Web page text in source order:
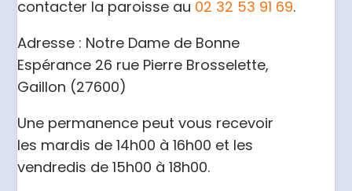
contacter la paroisse au 02 32 53 91 69.
Adresse : Notre Dame de Bonne
Espérance 26 rue Pierre Brosselette,
Gaillon (27600)
Une permanence peut vous recevoir
les mardis de 14h00 à 16h00 et les
vendredis de 15h00 à 18h00.